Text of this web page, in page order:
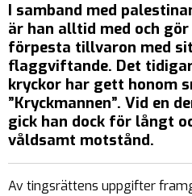
I samband med
är han alltid med och
förpesta tillvaron med
flaggviftande. Det
kryckor har gett honom
”Kryckmannen”. Vid en
gick han dock för långt
våldsamt motstånd.
Av tingsrättens uppgifter